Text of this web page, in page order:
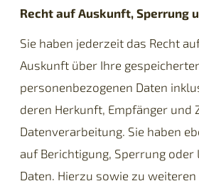
Recht auf Auskunft, Sperrung
Sie haben jederzeit das Recht
Auskunft über Ihre
personenbezogenen Daten
deren Herkunft, Empfänger und
Datenverarbeitung. Sie haben
auf Berichtigung, Sperrung oder
Daten. Hierzu sowie zu weiteren